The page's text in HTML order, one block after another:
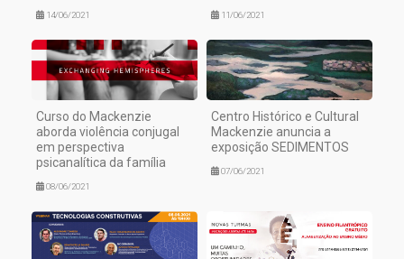
14/06/2021 11/06/2021
Curso do Mackenzie
aborda violência conjugal
em perspectiva
psicanalítica da família
08/06/2021
Centro Histórico e Cultural
Mackenzie anuncia a
exposição SEDIMENTOS
07/06/2021